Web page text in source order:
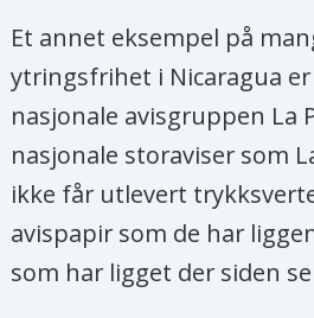
Et annet eksempel på
ytringsfrihet i Nicaragua
nasjonale avisgruppen La
nasjonale storaviser som
ikke får utlevert
avispapir som de har
som har ligget der siden